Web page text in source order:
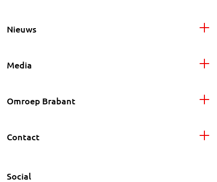
Nieuws
Media
Omroep Brabant
Contact
Social